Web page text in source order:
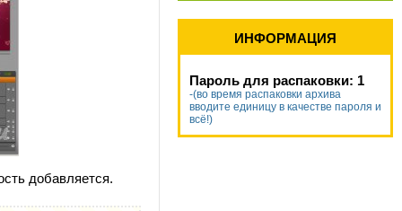
добавляется.
ИНФОРМАЦИЯ
Пароль для распаковки: 1
-(во время распаковки архива
вводите единицу в качестве пароля и
всё!)